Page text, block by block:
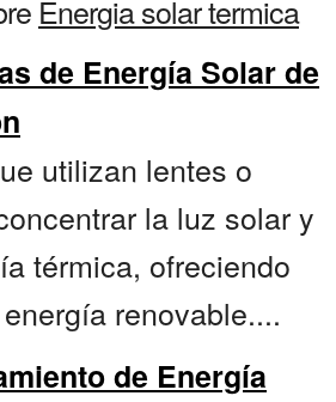
Energia solar termica
de Energía Solar de
utilizan lentes o
la luz solar y
térmica, ofreciendo
renovable....
de Energía